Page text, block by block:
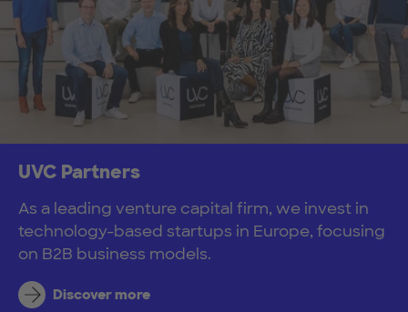
UVC Partners
As a leading venture capital firm, we invest in
technology-based startups in Europe, focusing
on B2B business models.
Discover more